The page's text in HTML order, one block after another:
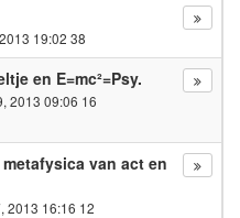
19:02 38
en E=mc²=Psy.
2013 09:06 16
van act en
2013 16:16 12